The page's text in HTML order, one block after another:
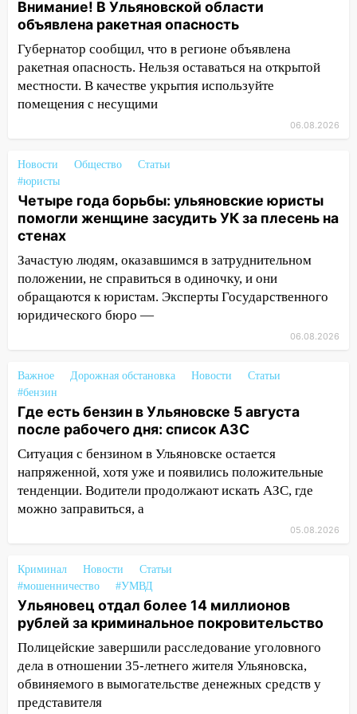
13:00 В суде защитили репутацию
мужчины, которого необоснованно
обвиняли в жестоком обращении с
животными
12:28 Миллион на «льготниках»: в
проездными
12:10
120 тысяч долга
11:49
опасность» на территории Ульяновской
области
11:30 Кабмин РФ разрешил до 1 июля
2027 года импорт, выпуск и обращение
врезался в забор
10:27 Где есть бензин в Ульяновске
днем 6 августа: список АЗС
10:16 Внимание! В Ульяновской области
объявлена ракетная опасность
10:00
В Старомайнском районе утонул
застрял в тепловозе
09:44 Ульяновские спасатели помогли
юному велосипедисту на улице
Чернышевского
08:21 В Заволжском районе украли два
велосипеда
Внимание! В Ульяновской области
объявлена ракетная опасность
Губернатор сообщил, что в регионе объявлена
ракетная опасность. Нельзя оставаться на открытой
местности. В качестве укрытия используйте
помещения с несущими
06.08.2026
Новости Общество
Статьи
#юристы
Четыре года борьбы: ульяновские юристы
помогли женщине засудить УК за плесень на
стенах
Зачастую людям, оказавшимся в затруднительном
положении, не справиться в одиночку, и они
обращаются к юристам. Эксперты Государственного
юридического бюро —
06.08.2026
Важное Дорожная обстановка Новости
Статьи
#бензин
Где есть бензин в Ульяновске 5 августа
после рабочего дня: список АЗС
Ситуация с бензином в Ульяновске остается
напряженной, хотя уже и появились положительные
тенденции. Водители продолжают искать АЗС, где
можно заправиться, а
05.08.2026
Криминал Новости
Статьи
#мошенничество
#УМВД
Ульяновец отдал более 14 миллионов
рублей за криминальное покровительство
Полицейские завершили расследование уголовного
дела в отношении 35-летнего жителя Ульяновска,
обвиняемого в вымогательстве денежных средств у
представителя